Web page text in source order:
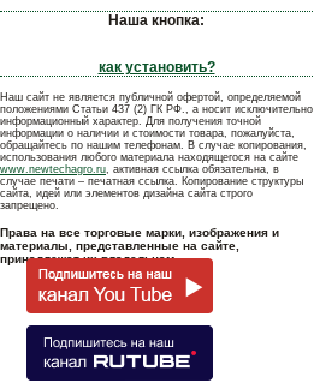
Наша кнопка:
как установить?
Наш сайт не является публичной офертой, определяемой
положениями Статьи 437 (2) ГК РФ., а носит исключительно
информационный характер. Для получения точной
информации о наличии и стоимости товара, пожалуйста,
обращайтесь по нашим телефонам. В случае копирования,
использования любого материала находящегося на сайте
www.newtechagro.ru, активная ссылка обязательна, в
случае печати – печатная ссылка. Копирование структуры
сайта, идей или элементов дизайна сайта строго
запрещено.
Права на все торговые марки, изображения и
материалы, представленные на сайте,
принадлежат их владельцам.